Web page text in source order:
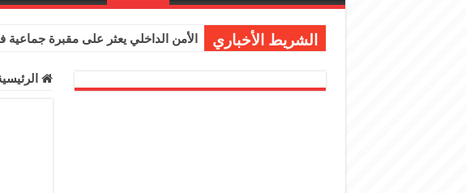
الشريط الأخباري الأمن الداخلي يعثر على مقبرة جماعية في
برنية: مرسوم بإعفاء مستهلكي الكهرباء